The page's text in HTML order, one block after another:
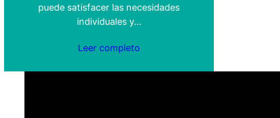
puede satisfacer las necesidades
individuales y…
Leer completo